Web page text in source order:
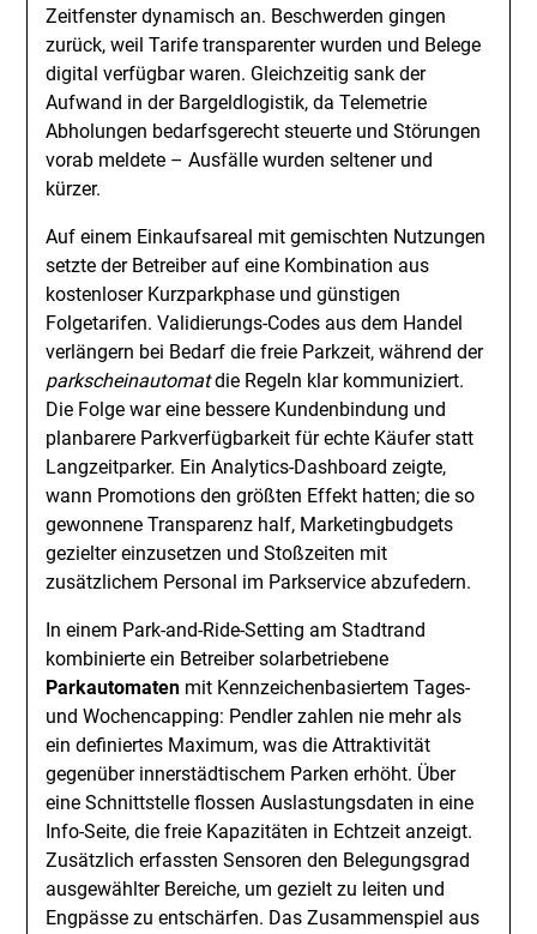
Zeitfenster dynamisch an. Beschwerden gingen
zurück, weil Tarife transparenter wurden und Belege
digital verfügbar waren. Gleichzeitig sank der
Aufwand in der Bargeldlogistik, da Telemetrie
Abholungen bedarfsgerecht steuerte und Störungen
vorab meldete – Ausfälle wurden seltener und
kürzer.
Auf einem Einkaufsareal mit gemischten Nutzungen
setzte der Betreiber auf eine Kombination aus
kostenloser Kurzparkphase und günstigen
Folgetarifen. Validierungs-Codes aus dem Handel
verlängern bei Bedarf die freie Parkzeit, während der
parkscheinautomatdie Regeln klar kommuniziert.
Die Folge war eine bessere Kundenbindung und
planbarere Parkverfügbarkeit für echte Käufer statt
Langzeitparker. Ein Analytics-Dashboard zeigte,
wann Promotions den größten Effekt hatten; die so
gewonnene Transparenz half, Marketingbudgets
gezielter einzusetzen und Stoßzeiten mit
zusätzlichem Personal im Parkservice abzufedern.
In einem Park-and-Ride-Setting am Stadtrand
kombinierte ein Betreiber solarbetriebene
Parkautomaten mit Kennzeichenbasiertem Tages-
und Wochencapping: Pendler zahlen nie mehr als
ein definiertes Maximum, was die Attraktivität
gegenüber innerstädtischem Parken erhöht. Über
eine Schnittstelle flossen Auslastungsdaten in eine
Info-Seite, die freie Kapazitäten in Echtzeit anzeigt.
Zusätzlich erfassten Sensoren den Belegungsgrad
ausgewählter Bereiche, um gezielt zu leiten und
Engpässe zu entschärfen. Das Zusammenspiel aus